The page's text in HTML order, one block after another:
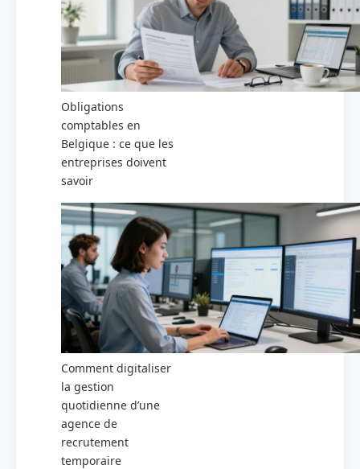
Obligations
comptables en
Belgique : ce que les
entreprises doivent
savoir
Comment digitaliser
la gestion
quotidienne d’une
agence de
recrutement
temporaire